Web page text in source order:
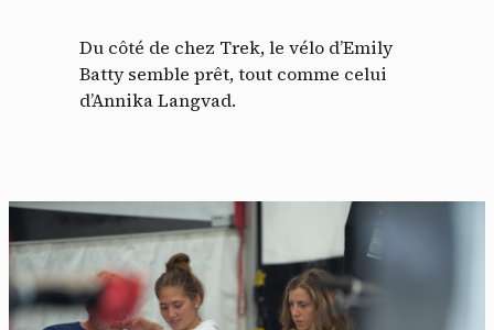
Du côté de chez Trek, le vélo d’Emily
Batty semble prêt, tout comme celui
d’Annika Langvad.